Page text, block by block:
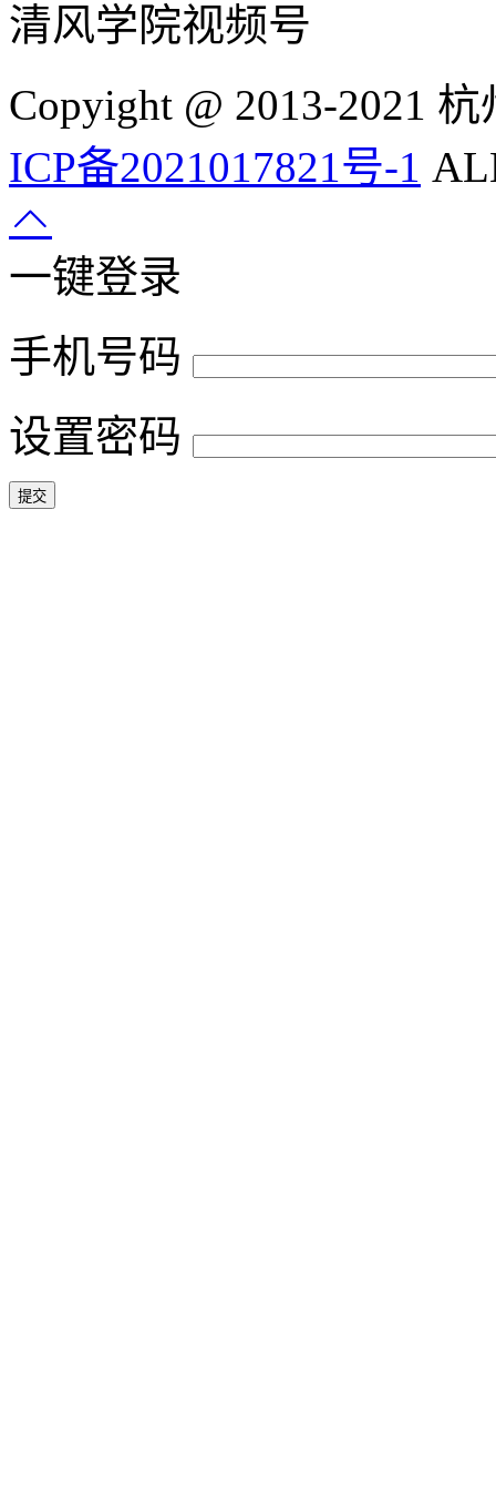
清风学院视频号
Copyight @ 2013-2021
ICP备2021017821号-1
一键登录
手机号码
设置密码